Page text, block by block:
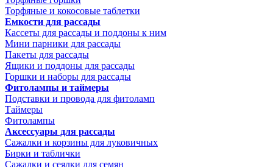
Торфяные и кокосовые таблетки
Емкости для рассады
Кассеты для рассады и поддоны к ним
Мини парники для рассады
Пакеты для рассады
Ящики и поддоны для рассады
Горшки и наборы для рассады
Фитолампы и таймеры
Подставки и провода для фитоламп
Таймеры
Фитолампы
Аксессуары для рассады
Сажалки и корзины для луковичных
Бирки и таблички
Сажалки и сеялки для семян